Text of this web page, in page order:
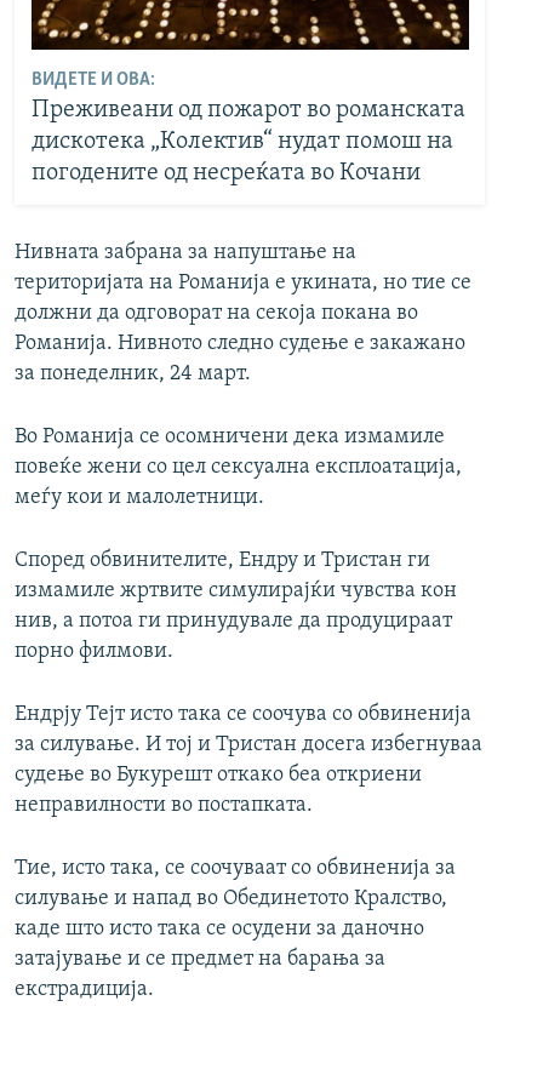
ВИДЕТЕ И ОВА:
Преживеани од пожарот во романската
дискотека „Колектив“ нудат помош на
погодените од несреќата во Кочани
Нивната забрана за напуштање на
територијата на Романија е укината, но тие се
должни да одговорат на секоја покана во
Романија. Нивното следно судење е закажано
за понеделник, 24 март.
Во Романија се осомничени дека измамиле
повеќе жени со цел сексуална експлоатација,
меѓу кои и малолетници.
Според обвинителите, Ендру и Тристан ги
измамиле жртвите симулирајќи чувства кон
нив, а потоа ги принудувале да продуцираат
порно филмови.
Ендрју Тејт исто така се соочува со обвиненија
за силување. И тој и Тристан досега избегнуваа
судење во Букурешт откако беа откриени
неправилности во постапката.
Тие, исто така, се соочуваат со обвиненија за
силување и напад во Обединетото Кралство,
каде што исто така се осудени за даночно
затајување и се предмет на барања за
екстрадиција.